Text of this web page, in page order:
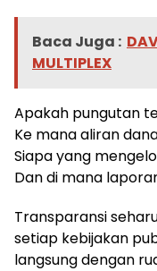
Baca Juga :
MULTIPLEX
Apakah pungutan
Ke mana aliran
Siapa yang
Dan di mana
Transparansi
setiap kebijakan
langsung dengan